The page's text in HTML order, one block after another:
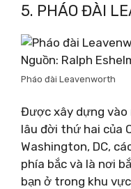
5. PHÁO ĐÀI
Nguồn: Ralph
Pháo đài Leavenworth
Được xây dựng vào
lâu đời thứ hai của
Washington, DC,
phía bắc và là nơi
bạn ở trong khu